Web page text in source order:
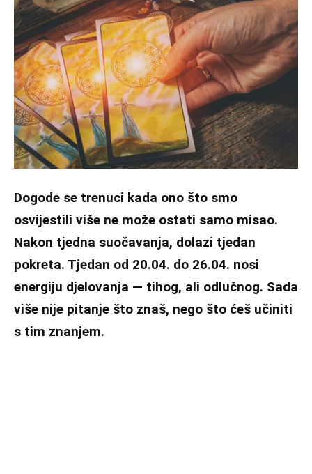
Dogode se trenuci kada ono što smo
osvijestili više ne može ostati samo misao.
Nakon tjedna suočavanja, dolazi tjedan
pokreta. Tjedan od 20.04. do 26.04. nosi
energiju djelovanja — tihog, ali odlučnog. Sada
više nije pitanje što znaš, nego što ćeš učiniti
s tim znanjem.